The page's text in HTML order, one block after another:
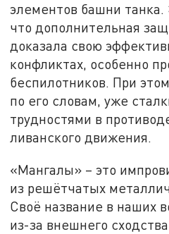
элементов башни
что дополнительная
доказала свою
конфликтах, особенно
беспилотников. При
по его словам, уже
трудностями в
ливанского движения.
«Мангалы» – это
из решётчатых
Своё название в наших
из-за внешнего